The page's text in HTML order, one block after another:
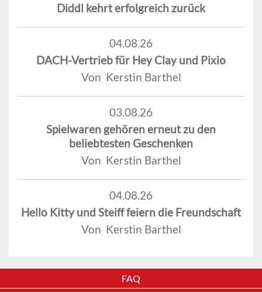
Diddl kehrt erfolgreich zurück
04.08.26
DACH-Vertrieb für Hey Clay und Pixio
Von Kerstin Barthel
03.08.26
Spielwaren gehören erneut zu den
beliebtesten Geschenken
Von Kerstin Barthel
04.08.26
Hello Kitty und Steiff feiern die Freundschaft
Von Kerstin Barthel
FAQ